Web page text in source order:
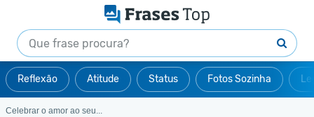
Reflexão Atitude Status Fotos Sozinha
Celebrar o amor ao seu...